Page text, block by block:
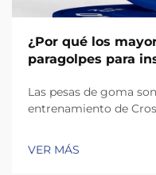
¿Por qué los
paragolpes para
Las pesas de goma
entrenamiento de
rápidos y dinámicos
limpias, que implican
VER MÁS